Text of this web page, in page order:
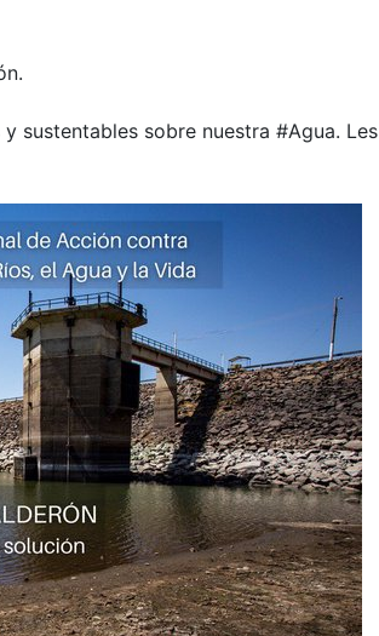
sustentables sobre nuestra #Agua. Les